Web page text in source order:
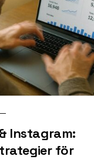
Instagram:
för